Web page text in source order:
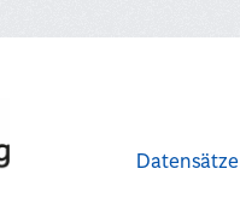
Datensätze